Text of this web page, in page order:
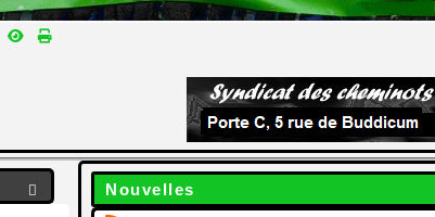
 Nouvelles